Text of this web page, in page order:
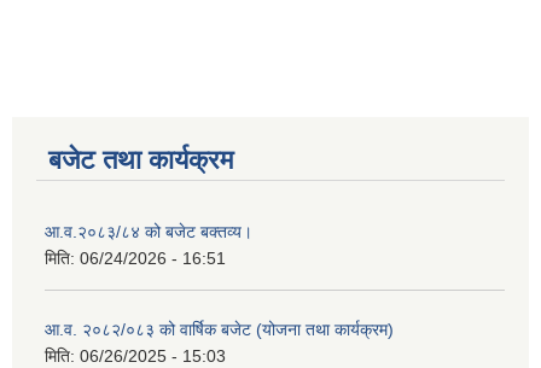
बजेट तथा कार्यक्रम
आ.व.२०८३/८४ को बजेट बक्तव्य।
मिति: 06/24/2026 - 16:51
आ.व. २०८२/०८३ को वार्षिक बजेट (योजना तथा कार्यक्रम)
मिति: 06/26/2025 - 15:03